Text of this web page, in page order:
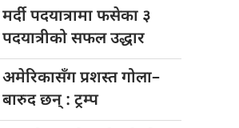
मर्दी पदयात्रामाफसेका ३
पदयात्रीको सफल उद्धार
अमेरिकासँग प्रशस्तगोला–
बारुद छन् : ट्रम्प